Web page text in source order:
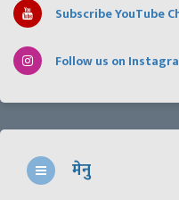
Subscribe YouTube
Follow us on
मेनु